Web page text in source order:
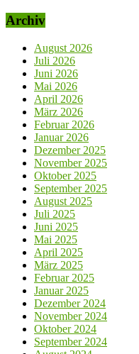
Archiv
August 2026
Juli 2026
Juni 2026
Mai 2026
April 2026
März 2026
Februar 2026
Januar 2026
Dezember 2025
November 2025
Oktober 2025
September 2025
August 2025
Juli 2025
Juni 2025
Mai 2025
April 2025
März 2025
Februar 2025
Januar 2025
Dezember 2024
November 2024
Oktober 2024
September 2024